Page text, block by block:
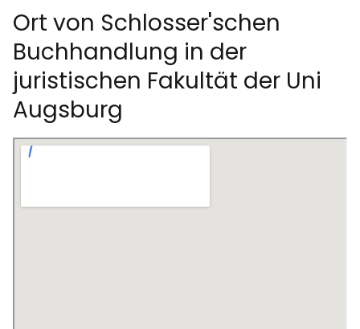
Ort von Schlosser'schen
Buchhandlung in der
juristischen Fakultät der Uni
Augsburg